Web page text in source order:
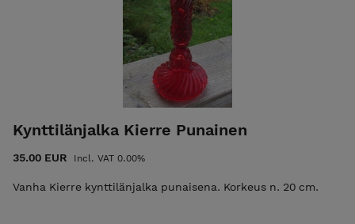
Kynttilänjalka Kierre Punainen
35.00 EUR Incl. VAT 0.00%
Vanha Kierre kynttilänjalka punaisena. Korkeus n. 20 cm.